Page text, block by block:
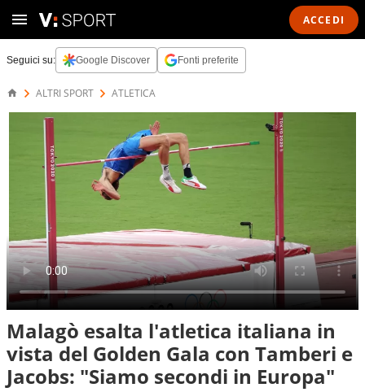
ACCEDI
Seguici su: Google Discover Fonti preferite
ALTRI SPORT ATLETICA
Malagò esalta l'atletica italiana in
vista del Golden Gala con Tamberi e
Jacobs: "Siamo secondi in Europa"